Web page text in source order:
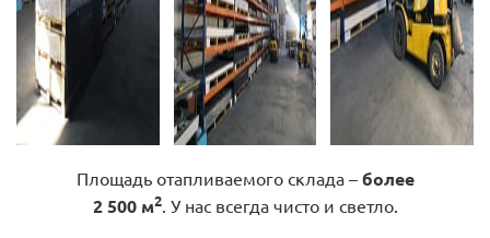
Площадь отапливаемого склада – более
2 500 м2. У нас всегда чисто и светло.